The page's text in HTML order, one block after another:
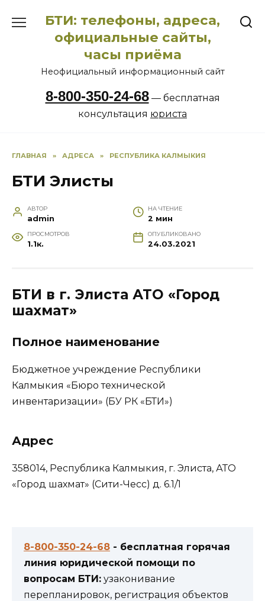
содержанию
БТИ: телефоны, адреса,
официальные сайты,
часы приёма
Неофициальный информационный сайт
8-800-350-24-68— бесплатная
консультация юриста
ГЛАВНАЯ » АДРЕСА » РЕСПУБЛИКА КАЛМЫКИЯ
БТИ Элисты
АВТОР
admin
НА ЧТЕНИЕ
2 мин
ПРОСМОТРОВ
1.1к.
ОПУБЛИКОВАНО
24.03.2021
БТИ в г. Элиста АТО «Город
шахмат»
Полное наименование
Бюджетное учреждение Республики
Калмыкия «Бюро технической
инвентаризации» (БУ РК «БТИ»)
Адрес
358014, Республика Калмыкия, г. Элиста, АТО
«Город шахмат» (Сити-Чесс) д. 6.1/1
8-800-350-24-68 - бесплатная горячая
линия юридической помощи по
вопросам БТИ: узаконивание
перепланировок, регистрация объектов